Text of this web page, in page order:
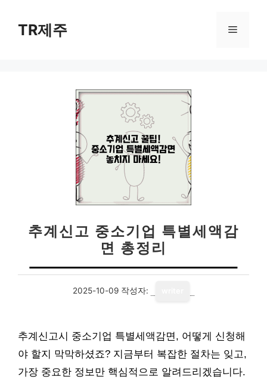
TR제주 메
추계신고 중소기업 특별세액감
면 총정리
2025-10-09 작성자:
추계신고시 중소기업 특별세액감면, 어떻게 신청해
야 할지 막막하셨죠? 지금부터 복잡한 절차는 잊고,
가장 중요한 정보만 핵심적으로 알려드리겠습니다.